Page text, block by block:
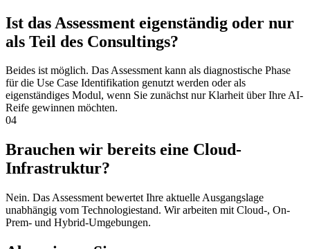
Ist das Assessment eigenständig oder nur
als Teil des Consultings?
Beides ist möglich. Das Assessment kann als diagnostische Phase
für die Use Case Identifikation genutzt werden oder als
eigenständiges Modul, wenn Sie zunächst nur Klarheit über Ihre AI-
Reife gewinnen möchten.
04
Brauchen wir bereits eine Cloud-
Infrastruktur?
Nein. Das Assessment bewertet Ihre aktuelle Ausgangslage
unabhängig vom Technologiestand. Wir arbeiten mit Cloud-, On-
Prem- und Hybrid-Umgebungen.